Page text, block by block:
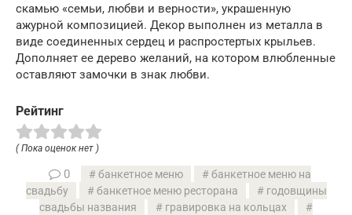
скамью «семьи, любви и верности», украшенную
ажурной композицией. Декор выполнен из металла в
виде соединенных сердец и распростертых крыльев.
Дополняет ее дерево желаний, на котором влюбленные
оставляют замочки в знак любви.
Рейтинг
( Пока оценок нет )
0 банкетное меню
банкетное меню на
свадьбу
банкетное меню ресторана
годовщины
свадьбы названия
гравировка на кольцах